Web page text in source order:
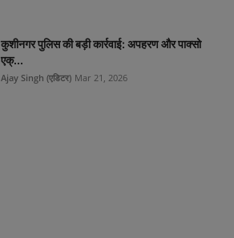
कुशीनगर पुलिस की बड़ी कार्रवाई: अपहरण और पाक्सो
एक्...
Ajay Singh (एडिटर) Mar 21, 2026